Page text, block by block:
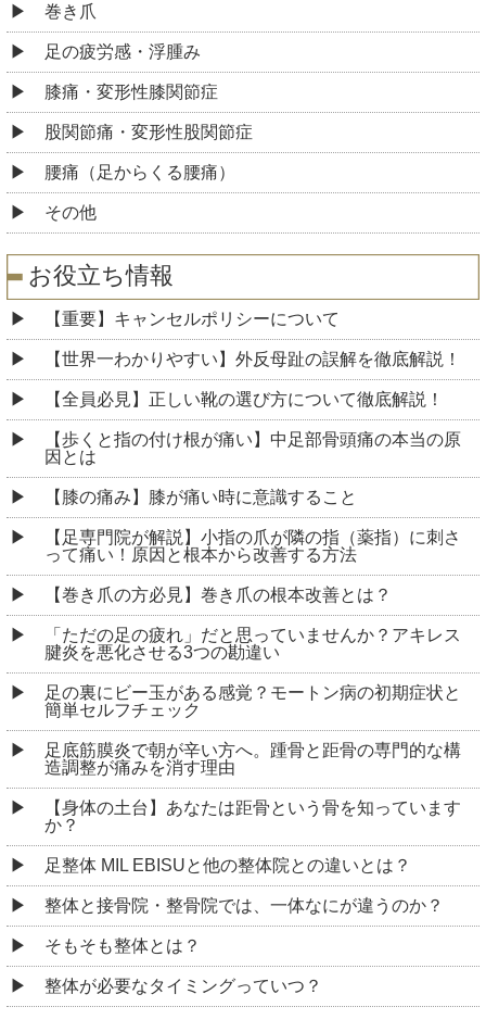
巻き爪
足の疲労感・浮腫み
膝痛・変形性膝関節症
股関節痛・変形性股関節症
腰痛（足からくる腰痛）
その他
お役立ち情報
【重要】キャンセルポリシーについて
【世界一わかりやすい】外反母趾の誤解を徹底解説！
【全員必見】正しい靴の選び方について徹底解説！
【歩くと指の付け根が痛い】中足部骨頭痛の本当の原
因とは
【膝の痛み】膝が痛い時に意識すること
【足専門院が解説】小指の爪が隣の指（薬指）に刺さ
って痛い！原因と根本から改善する方法
【巻き爪の方必見】巻き爪の根本改善とは？
「ただの足の疲れ」だと思っていませんか？アキレス
腱炎を悪化させる3つの勘違い
足の裏にビー玉がある感覚？モートン病の初期症状と
簡単セルフチェック
足底筋膜炎で朝が辛い方へ。踵骨と距骨の専門的な構
造調整が痛みを消す理由
【身体の土台】あなたは距骨という骨を知っています
か？
足整体 MIL EBISUと他の整体院との違いとは？
整体と接骨院・整骨院では、一体なにが違うのか？
そもそも整体とは？
整体が必要なタイミングっていつ？